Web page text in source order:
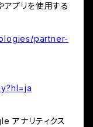
プリを使用する
partner-
アナリティクス